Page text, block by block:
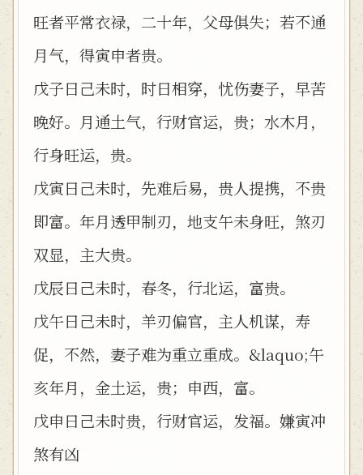
旺者平常衣禄，二十年，父母俱失；若不通
月气，得寅申者贵。
戊子日己未时，时日相穿，忧伤妻子，早苦
晚好。月通土气，行财官运，贵；水木月，
行身旺运，贵。
戊寅日己未时，先难后易，贵人提携，不贵
即富。年月透甲制刃，地支午未身旺，煞刃
双显，主大贵。
戊辰日己未时，春冬，行北运，富贵。
戊午日己未时，羊刃偏官，主人机谋，寿
促，不然，妻子难为重立重成。&laquo;午
亥年月，金土运，贵；申西，富。
戊申日己未时贵，行财官运，发福。嫌寅冲
煞有凶